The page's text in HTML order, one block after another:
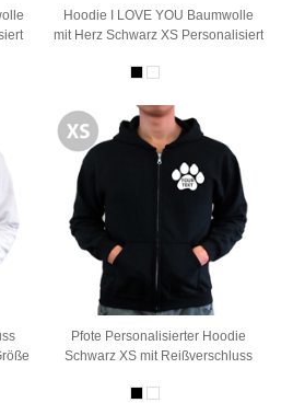
Hoodie I LOVE YOU Baumwolle
mit Herz Schwarz XS Personalisiert
Pfote Personalisierter Hoodie
Schwarz XS mit Reißverschluss